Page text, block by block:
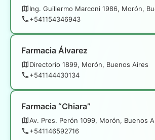
Ing. Guillermo Marconi 1986, Morón,
+541154346943
Farmacia Álvarez
Directorio 1899, Morón, Buenos Aires
+541144430134
Farmacia “Chiara”
Av. Pres. Perón 1099, Morón, Buenos
+541146592716